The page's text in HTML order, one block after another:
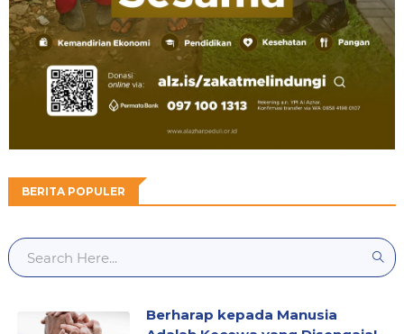
BERITA POPULER
Berharap kepada Manusia